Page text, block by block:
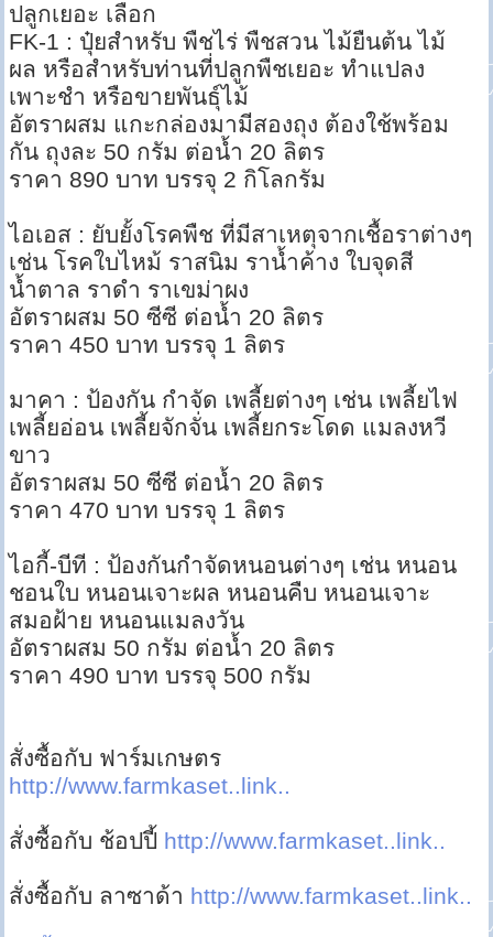
ปลูกเยอะ เลือก
FK-1 : ปุ๋ยสำหรับ พืชไร่ พืชสวน ไม้ยืนต้น ไม้
ผล หรือสำหรับท่านที่ปลูกพืชเยอะ ทำแปลง
เพาะชำ หรือขายพันธุ์ไม้
อัตราผสม แกะกล่องมามีสองถุง ต้องใช้พร้อม
กัน ถุงละ 50 กรัม ต่อน้ำ 20 ลิตร
ราคา 890 บาท บรรจุ 2 กิโลกรัม
ไอเอส : ยับยั้งโรคพืช ที่มีสาเหตุจากเชื้อราต่างๆ
เช่น โรคใบไหม้ ราสนิม ราน้ำค้าง ใบจุดสี
น้ำตาล ราดำ ราเขม่าผง
อัตราผสม 50 ซีซี ต่อน้ำ 20 ลิตร
ราคา 450 บาท บรรจุ 1 ลิตร
มาคา : ป้องกัน กำจัด เพลี้ยต่างๆ เช่น เพลี้ยไฟ
เพลี้ยอ่อน เพลี้ยจักจั่น เพลี้ยกระโดด แมลงหวี
ขาว
อัตราผสม 50 ซีซี ต่อน้ำ 20 ลิตร
ราคา 470 บาท บรรจุ 1 ลิตร
ไอกี้-บีที : ป้องกันกำจัดหนอนต่างๆ เช่น หนอน
ชอนใบ หนอนเจาะผล หนอนคืบ หนอนเจาะ
สมอฝ้าย หนอนแมลงวัน
อัตราผสม 50 กรัม ต่อน้ำ 20 ลิตร
ราคา 490 บาท บรรจุ 500 กรัม
สั่งซื้อกับ ฟาร์มเกษตร
http://www.farmkaset..link..
สั่งซื้อกับ ช้อปปี้ http://www.farmkaset..link..
สั่งซื้อกับ ลาซาด้า http://www.farmkaset..link..